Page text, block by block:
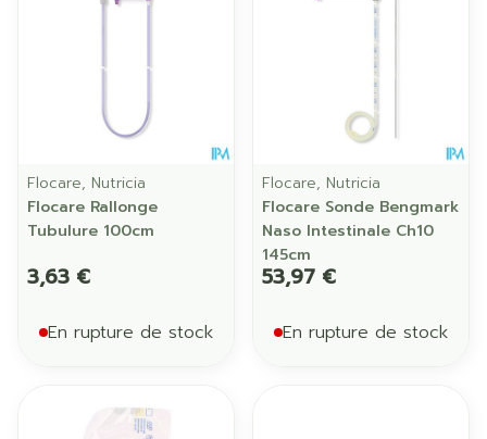
Flocare, Nutricia
Flocare Rallonge
Tubulure 100cm
3,63 €
En rupture de stock
Flocare, Nutricia
Flocare Sonde Bengmark
Naso Intestinale Ch10
145cm
53,97 €
En rupture de stock